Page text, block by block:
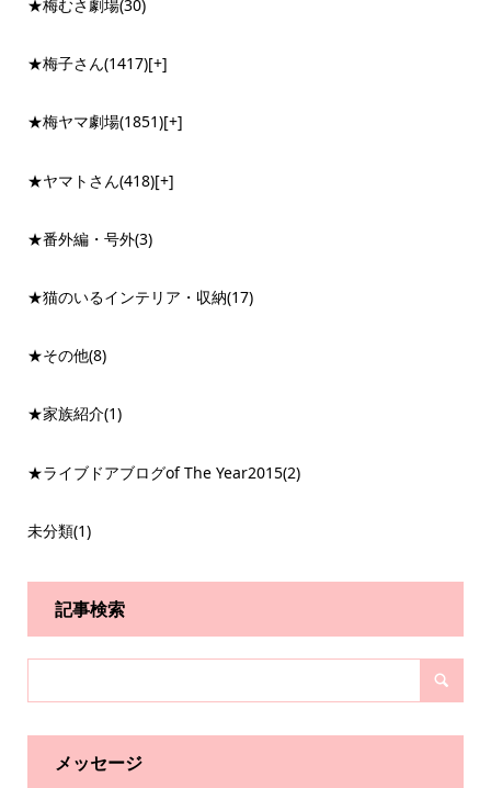
★梅むさ劇場(30)
★梅子さん(1417)[+]
★梅ヤマ劇場(1851)[+]
★ヤマトさん(418)[+]
★番外編・号外(3)
★猫のいるインテリア・収納(17)
★その他(8)
★家族紹介(1)
★ライブドアブログof The Year2015(2)
未分類(1)
記事検索
メッセージ